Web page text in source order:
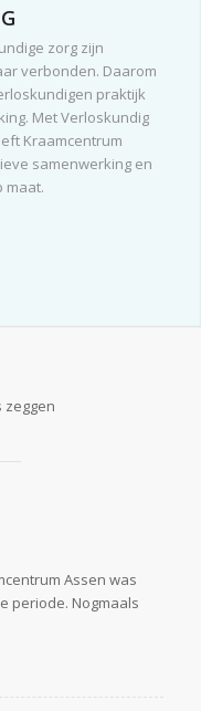
zorg zijn
verbonden. Daarom
praktijk
Met Verloskundig
Kraamcentrum
samenwerking en
maat.
zeggen
Assen was
periode. Nogmaals